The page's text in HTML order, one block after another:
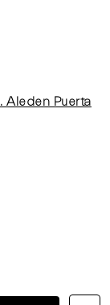
Aleden Puerta